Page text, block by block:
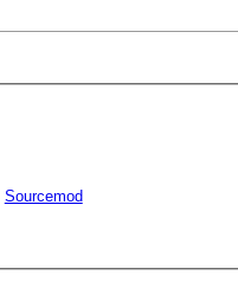
Sourcemod